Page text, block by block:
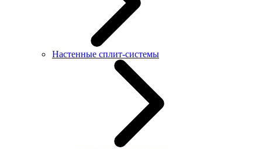
Настенные сплит-системы